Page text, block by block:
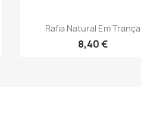
Rafia Natural Em Trança
8,40 €
Vista rápida